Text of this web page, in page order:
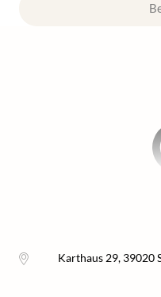
Karthaus 29, 39020